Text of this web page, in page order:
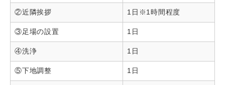
②近隣挨拶 1日※1時間程度
③足場の設置 1日
④洗浄 1日
⑤下地調整 1日